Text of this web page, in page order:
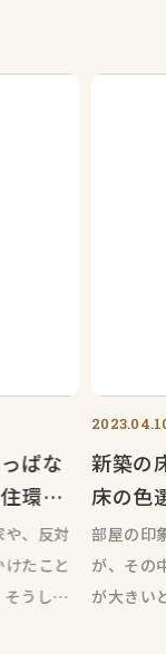
ぱな
環境
、反対
たこと
うした
新築の
床の色
部屋の印
が、その
が大きい